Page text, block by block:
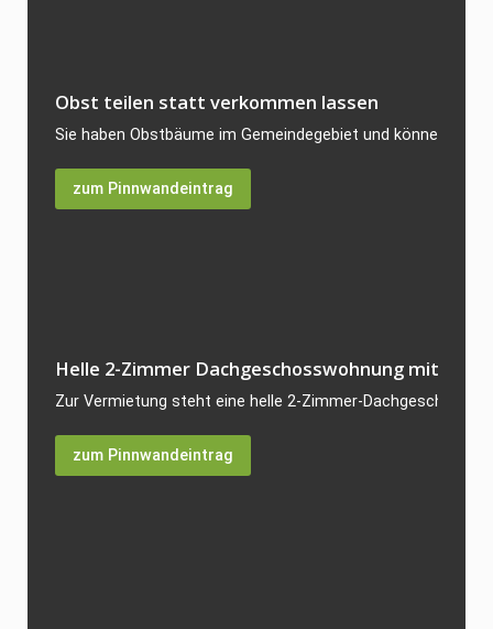
Obst teilen statt verkommen lassen
Sie haben Obstbäume im Gemeindegebiet und können die
zum Pinnwandeintrag
Helle 2-Zimmer Dachgeschosswohnung mit 64
Zur Vermietung steht eine helle 2-Zimmer-
zum Pinnwandeintrag